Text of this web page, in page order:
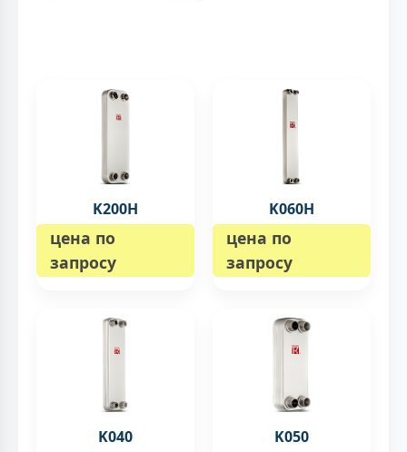
K200H
цена по
запросу
K060H
цена по
запросу
K040 K050